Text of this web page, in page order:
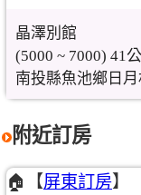
晶澤別館
(5000 ~ 7000) 41
南投縣魚池鄉日
附近訂房
🏠【屏東訂房】